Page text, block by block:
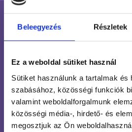
Beleegyezés Részletek
Ez a weboldal sütiket használ
Sütiket használunk a tartalmak és
szabásához, közösségi funkciók
valamint weboldalforgalmunk
közösségi média-, hirdető- és
megosztjuk az Ön
FERTŐTLENÍTŐ,
FOLYADÉKOK /
ZSELÉK